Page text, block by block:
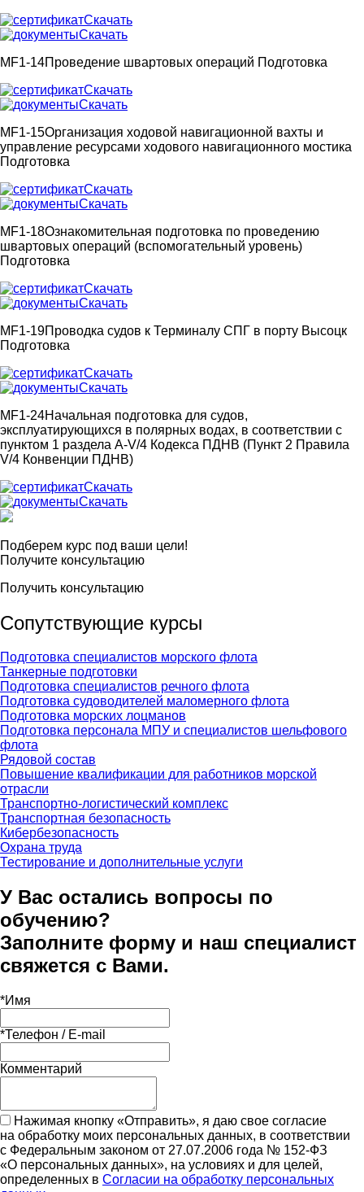
Скачать
Скачать
MF1-14Проведение швартовых операций Подготовка
Скачать
Скачать
MF1-15Организация ходовой навигационной вахты и
управление ресурсами ходового навигационного мостика
Подготовка
Скачать
Скачать
MF1-18Ознакомительная подготовка по проведению
швартовых операций (вспомогательный уровень)
Подготовка
Скачать
Скачать
MF1-19Проводка судов к Терминалу СПГ в порту Высоцк
Подготовка
Скачать
Скачать
MF1-24Начальная подготовка для судов,
эксплуатирующихся в полярных водах, в соответствии с
пунктом 1 раздела A-V/4 Кодекса ПДНВ (Пункт 2 Правила
V/4 Конвенции ПДНВ)
Скачать
Скачать
Подберем курс под ваши цели!
Получите консультацию
Получить консультацию
Сопутствующие курсы
Подготовка специалистов морского флота
Танкерные подготовки
Подготовка специалистов речного флота
Подготовка судоводителей маломерного флота
Подготовка морских лоцманов
Подготовка персонала МПУ и специалистов шельфового
флота
Рядовой состав
Повышение квалификации для работников морской
отрасли
Транспортно-логистический комплекс
Транспортная безопасность
Кибербезопасность
Охрана труда
Тестирование и дополнительные услуги
У Вас остались вопросы по
обучению?
Заполните форму и наш специалист
свяжется с Вами.
*Имя
*Телефон / E-mail
Комментарий
Нажимая кнопку «Отправить», я даю свое согласие
на обработку моих персональных данных, в соответствии
с Федеральным законом от 27.07.2006 года № 152-ФЗ
«О персональных данных», на условиях и для целей,
определенных в Согласии на обработку персональных